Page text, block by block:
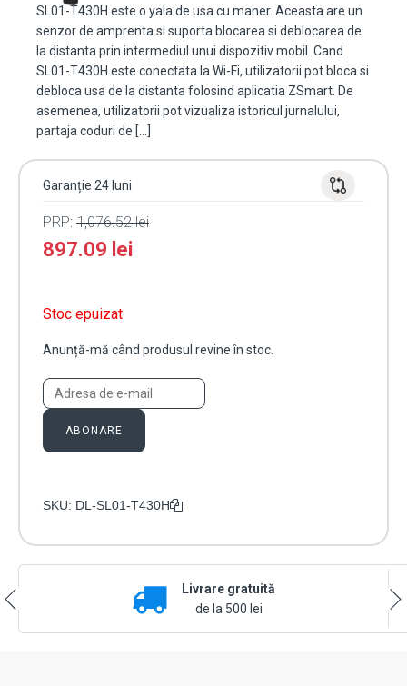
SL01-T430H este o yala de usa cu maner. Aceasta are un
senzor de amprenta si suporta blocarea si deblocarea de
la distanta prin intermediul unui dispozitiv mobil. Cand
SL01-T430H este conectata la Wi-Fi, utilizatorii pot bloca si
debloca usa de la distanta folosind aplicatia ZSmart. De
asemenea, utilizatorii pot vizualiza istoricul jurnalului,
partaja coduri de […]
Garanție 24 luni
PRP: 1,076.52lei
897.09 lei
Stoc epuizat
Anunță-mă când produsul revine în stoc.
ABONARE
SKU: DL-SL01-T430H
Livrare gratuită
de la 500 lei